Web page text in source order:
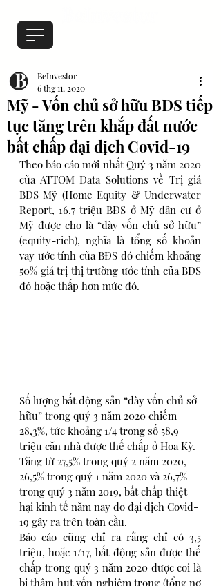
Mỹ - Vốn chủ sở hữu BĐS tiếp
tục tăng trên khắp đất nước
bất chấp đại dịch Covid-19
BeInvestor
6 thg 11, 2020
Theo báo cáo mới nhất Quý 3 năm 2020
của ATTOM Data Solutions về Trị giá
BĐS Mỹ (Home Equity & Underwater
Report, 16,7 triệu BĐS ở Mỹ dân cư ở
Mỹ được cho là “dày vốn chủ sở hữu”
(equity-rich), nghĩa là tổng số khoản
vay ước tính của BĐS đó chiếm khoảng
50% giá trị thị trường ước tính của BĐS
đó hoặc thấp hơn mức đó.
Số lượng bất động sản “dày vốn chủ sở
hữu” trong quý 3 năm 2020 chiếm
28,3%, tức khoảng 1/4 trong số 58,9
triệu căn nhà được thế chấp ở Hoa Kỳ.
Tăng từ 27,5% trong quý 2 năm 2020,
26,5% trong quý 1 năm 2020 và 26,7%
trong quý 3 năm 2019, bất chấp thiệt
hại kinh tế năm nay do đại dịch Covid-
19 gây ra trên toàn cầu.
Báo cáo cũng chỉ ra rằng chỉ có 3,5
triệu, hoặc 1/17, bất động sản được thế
chấp trong quý 3 năm 2020 được coi là
bị thâm hụt vốn nghiêm trọng (tổng nợ